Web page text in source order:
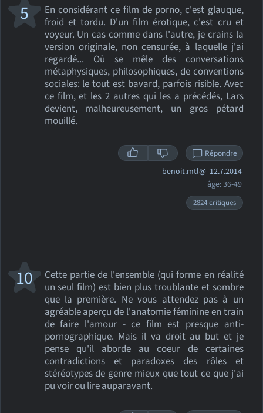
En considérant ce film de porno, c'est glauque,
froid et tordu. D'un film érotique, c'est cru et
voyeur. Un cas comme dans l'autre, je crains la
version originale, non censurée, à laquelle j'ai
regardé... Où se mêle des conversations
métaphysiques, philosophiques, de conventions
sociales: le tout est bavard, parfois risible. Avec
ce film, et les 2 autres qui les a précédés, Lars
devient, malheureusement, un gros pétard
mouillé.
5
Répondre
benoit.mtl@ 12.7.2014
âge: 36-49
2824 critiques
Cette partie de l'ensemble (qui forme en réalité
un seul film) est bien plus troublante et sombre
que la première. Ne vous attendez pas à un
agréable aperçu de l'anatomie féminine en train
de faire l'amour - ce film est presque anti-
pornographique. Mais il va droit au but et je
pense qu'il aborde au coeur de certaines
contradictions et paradoxes des rôles et
stéréotypes de genre mieux que tout ce que j'ai
pu voir ou lire auparavant.
10